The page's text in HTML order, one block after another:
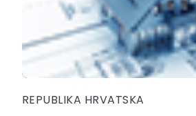
REPUBLIKA HRVATSKA